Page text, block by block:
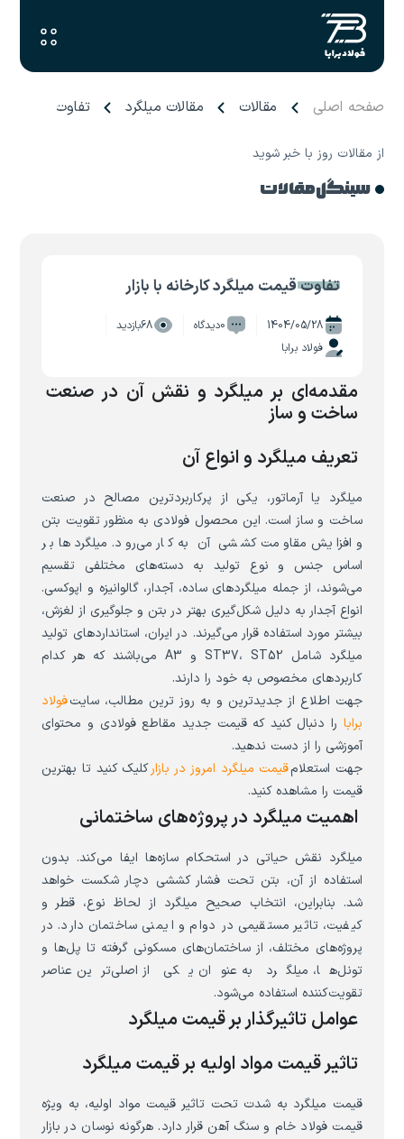
صفحه اصلی مقالات مقالات میلگرد تفاوت قیمت
از مقالات روز با خبر شوید
سینگل مقالات
تفاوت قیمت میلگرد کارخانه با بازار
1404/05/28 0دیدگاه
68بازدید
فولاد برابا
مقدمه‌ای بر میلگرد و نقش آن در صنعت
ساخت و ساز
تعریف میلگرد و انواع آن
میلگرد یا آرماتور، یکی از پرکاربردترین مصالح در صنعت
ساخت و ساز است. این محصول فولادی به منظور تقویت بتن
و افزایش مقاومت کششی آن به کار می‌رود. میلگردها بر
اساس جنس و نوع تولید به دسته‌های مختلفی تقسیم
می‌شوند، از جمله میلگردهای ساده، آجدار، گالوانیزه و اپوکسی.
انواع آجدار به دلیل شکل‌گیری بهتر در بتن و جلوگیری از لغزش،
بیشتر مورد استفاده قرار می‌گیرند. در ایران، استانداردهای تولید
میلگرد شامل ST37، ST52 و A3 می‌باشند که هر کدام
کاربردهای مخصوص به خود را دارند.
جهت اطلاع از جدیدترین و به روز ترین مطالب، سایتفولاد
برابا را دنبال کنید که قیمت جدید مقاطع فولادی و محتوای
آموزشی را از دست ندهید.
جهت استعلامقیمت میلگرد امروز در بازارکلیک کنید تا بهترین
قیمت را مشاهده کنید.
اهمیت میلگرد در پروژه‌های ساختمانی
میلگرد نقش حیاتی در استحکام سازه‌ها ایفا می‌کند. بدون
استفاده از آن، بتن تحت فشار کششی دچار شکست خواهد
شد. بنابراین، انتخاب صحیح میلگرد از لحاظ نوع، قطر و
کیفیت، تاثیر مستقیمی در دوام و ایمنی ساختمان دارد. در
پروژه‌های مختلف، از ساختمان‌های مسکونی گرفته تا پل‌ها و
تونل‌ها، میلگرد به عنوان یکی از اصلی‌ترین عناصر
تقویت‌کننده استفاده می‌شود.
عوامل تاثیرگذار بر قیمت میلگرد
تاثیر قیمت مواد اولیه بر قیمت میلگرد
قیمت میلگرد به شدت تحت تاثیر قیمت مواد اولیه، به ویژه
قیمت فولاد خام و سنگ آهن قرار دارد. هرگونه نوسان در بازار